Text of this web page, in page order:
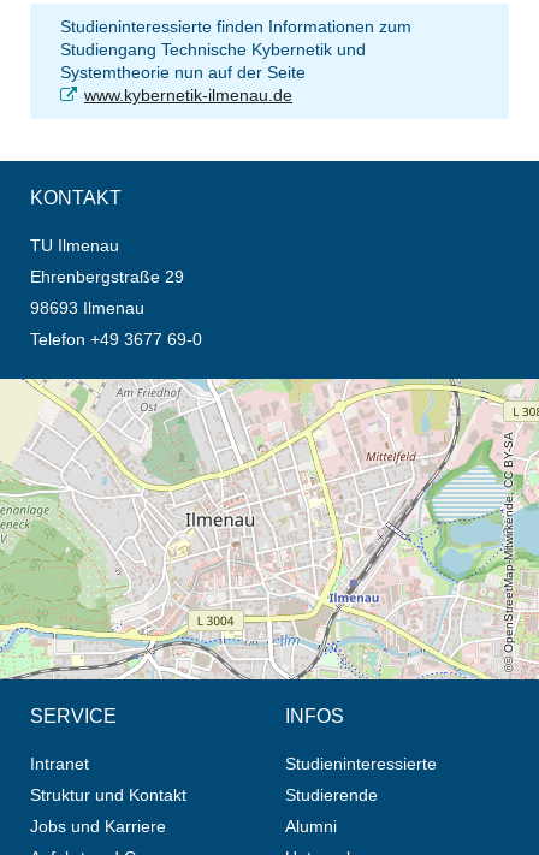
Studieninteressierte finden Informationen zum
Studiengang Technische Kybernetik und
Systemtheorie nun auf der Seite
www.kybernetik-ilmenau.de
KONTAKT
TU Ilmenau
Ehrenbergstraße 29
98693 Ilmenau
Telefon +49 3677 69-0
Öffnet die Anfahrtsbeschreibung in neuem Tab (Karte)
© OpenStreetMap-Mitwirkende, CC BY-SA
SERVICE
Intranet
Struktur und Kontakt
Jobs und Karriere
INFOS
Studieninteressierte
Studierende
Alumni